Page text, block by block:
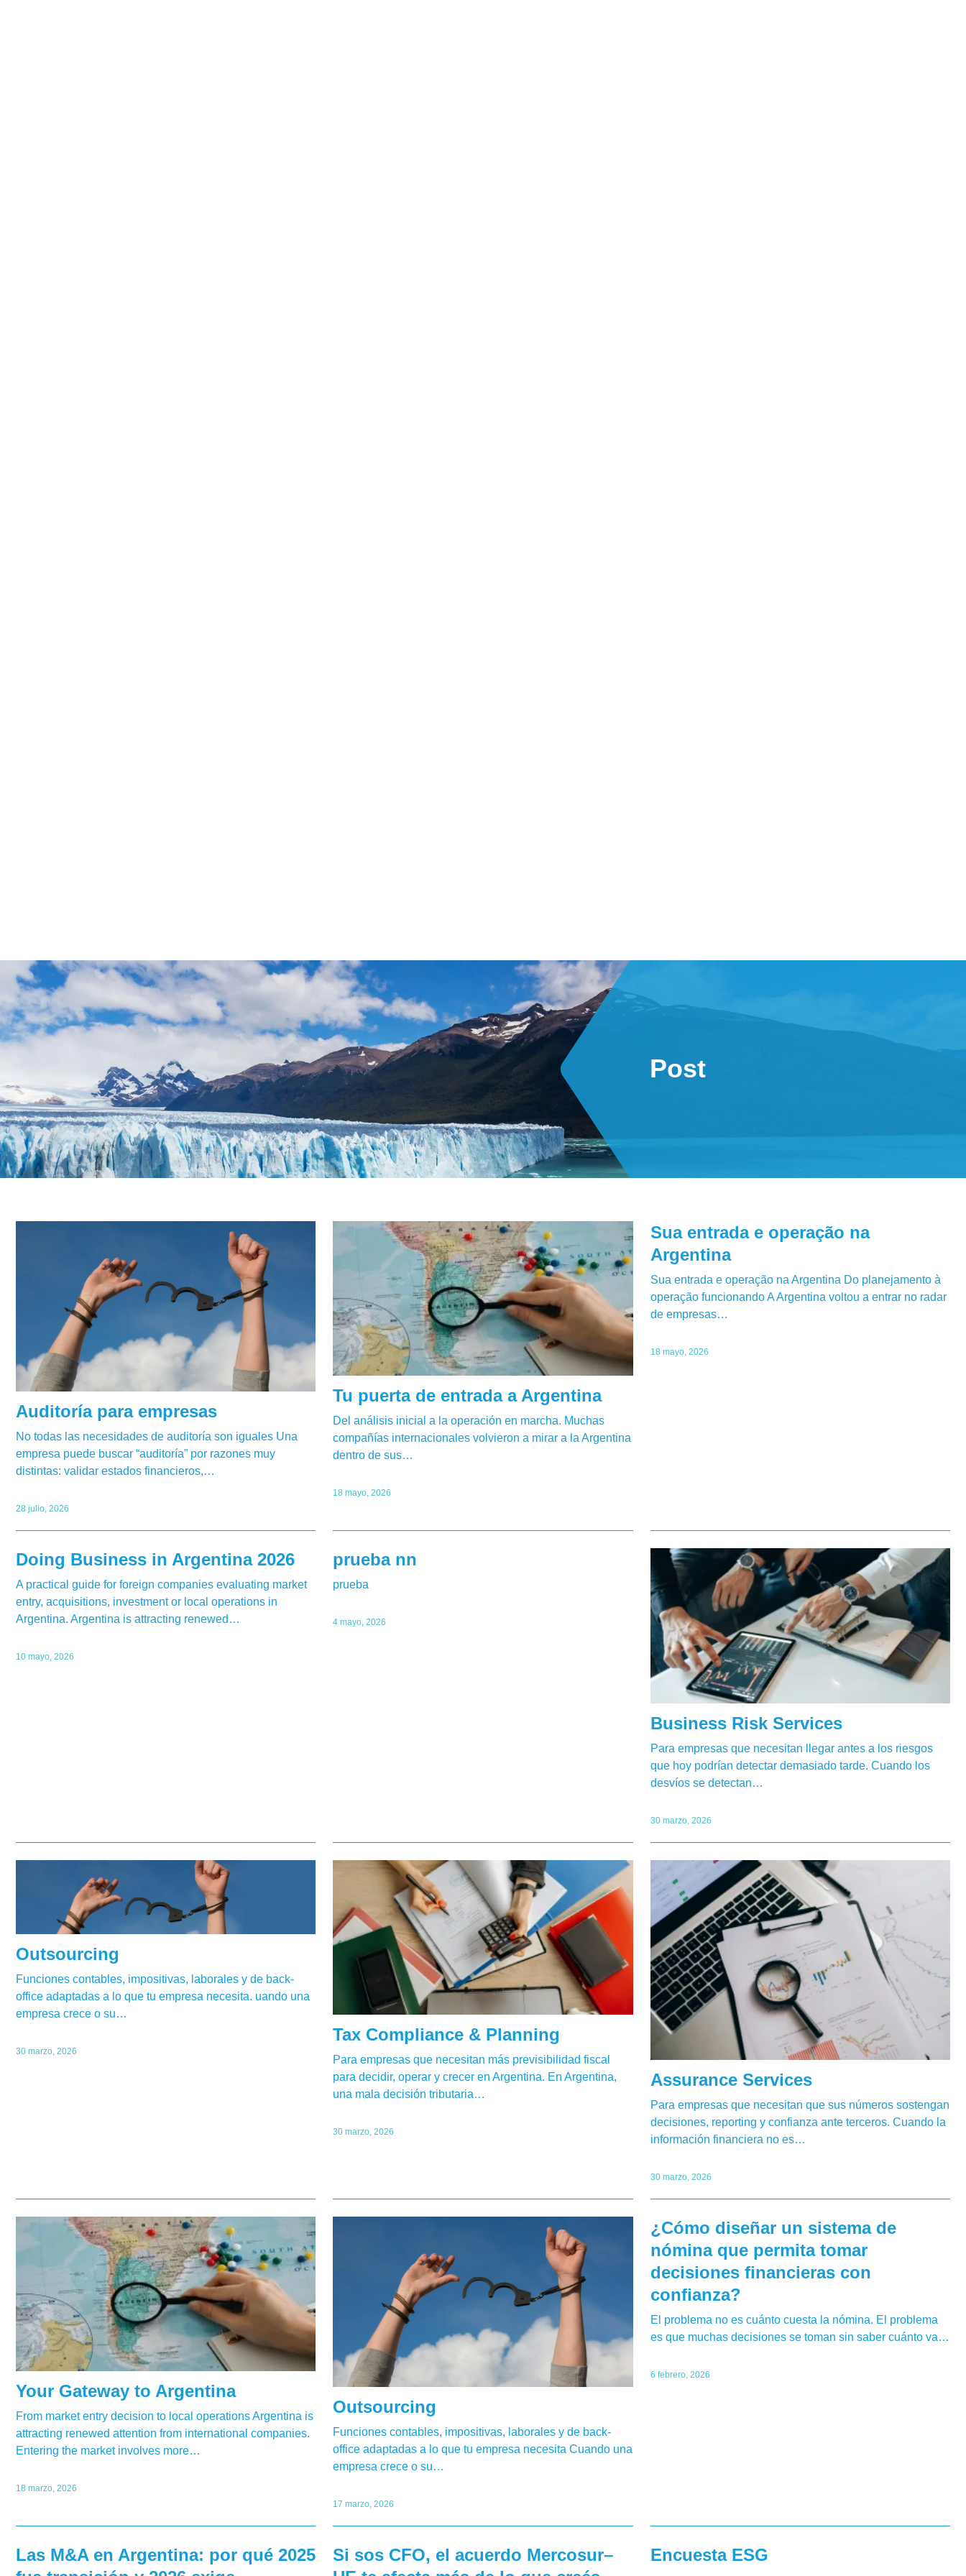
Post
Auditoría para empresas
No todas las necesidades de auditoría son iguales Una
empresa puede buscar “auditoría” por razones muy
distintas: validar estados financieros,…
28 julio, 2026
Tu puerta de entrada a Argentina
Del análisis inicial a la operación en marcha. Muchas
compañías internacionales volvieron a mirar a la Argentina
dentro de sus…
18 mayo, 2026
Sua entrada e operação na
Argentina
Sua entrada e operação na Argentina Do planejamento à
operação funcionando A Argentina voltou a entrar no radar
de empresas…
18 mayo, 2026
Doing Business in Argentina 2026
A practical guide for foreign companies evaluating market
entry, acquisitions, investment or local operations in
Argentina. Argentina is attracting renewed…
10 mayo, 2026
prueba nn
prueba
4 mayo, 2026
Business Risk Services
Para empresas que necesitan llegar antes a los riesgos
que hoy podrían detectar demasiado tarde. Cuando los
desvíos se detectan…
30 marzo, 2026
Outsourcing
Funciones contables, impositivas, laborales y de back-
office adaptadas a lo que tu empresa necesita. uando una
empresa crece o su…
30 marzo, 2026
Tax Compliance & Planning
Para empresas que necesitan más previsibilidad fiscal
para decidir, operar y crecer en Argentina. En Argentina,
una mala decisión tributaria…
30 marzo, 2026
Assurance Services
Para empresas que necesitan que sus números sostengan
decisiones, reporting y confianza ante terceros. Cuando la
información financiera no es…
30 marzo, 2026
Your Gateway to Argentina
From market entry decision to local operations Argentina is
attracting renewed attention from international companies.
Entering the market involves more…
18 marzo, 2026
Outsourcing
Funciones contables, impositivas, laborales y de back-
office adaptadas a lo que tu empresa necesita Cuando una
empresa crece o su…
17 marzo, 2026
¿Cómo diseñar un sistema de
nómina que permita tomar
decisiones financieras con
confianza?
El problema no es cuánto cuesta la nómina. El problema
es que muchas decisiones se toman sin saber cuánto va…
6 febrero, 2026
Las M&A en Argentina: por qué 2025
Si sos CFO, el acuerdo Mercosur–
Encuesta ESG